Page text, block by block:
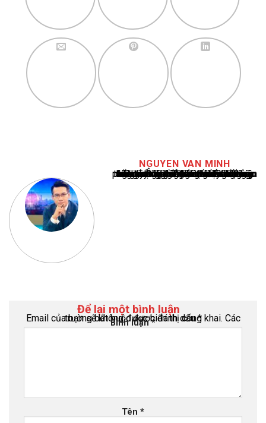
NGUYEN VAN MINH
Nguyễn Văn Minh là một trong những chuyên gia hàng đầu về báo cáo tin tức thể thao tại Việt Nam, với hơn 10 năm hoạt động trong ngành. Ông có kiến thức sâu rộng và kinh nghiệm đáng kể trong việc phân tích và báo cáo về các sự kiện thể thao hàng đầu. Sự hiểu biết sâu sắc của ông về ngành này đã giúp ông xây dựng uy tín và danh tiếng trong cộng đồng báo chí thể thao.
Để lại một bình luận
Email của bạn sẽ không được hiển thị công khai.
Các trường bắt buộc được đánh dấu*
Bình luận*
Tên *